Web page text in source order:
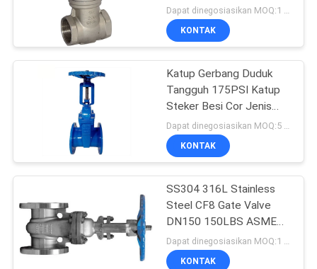
inci flanged katup
gerbang
Dapat dinegosiasikan MOQ:1 PCS
KONTAK
Katup Gerbang Duduk
Tangguh 175PSI Katup
Steker Besi Cor Jenis
Pengangkatan Perempat
Putaran Gerakan Rotasi
Berakhir Flanged
Dapat dinegosiasikan MOQ:5 buah
KONTAK
SS304 316L Stainless
Steel CF8 Gate Valve
DN150 150LBS ASME
B16.1 CL125 Gate
Valves
KONTAK